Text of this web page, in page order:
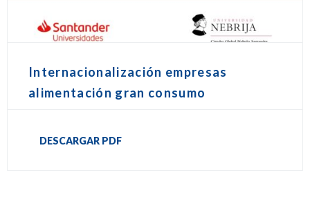
Internacionalización empresas
alimentación gran consumo
DESCARGAR PDF